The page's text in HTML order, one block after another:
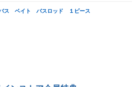
ス ベイト バスロッド １ピース